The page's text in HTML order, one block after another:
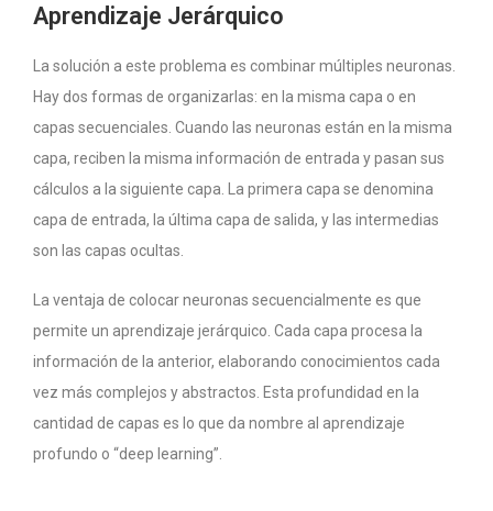
Aprendizaje Jerárquico
La solución a este problema es combinar múltiples neuronas.
Hay dos formas de organizarlas: en la misma capa o en
capas secuenciales. Cuando las neuronas están en la misma
capa, reciben la misma información de entrada y pasan sus
cálculos a la siguiente capa. La primera capa se denomina
capa de entrada, la última capa de salida, y las intermedias
son las capas ocultas.
La ventaja de colocar neuronas secuencialmente es que
permite un aprendizaje jerárquico. Cada capa procesa la
información de la anterior, elaborando conocimientos cada
vez más complejos y abstractos. Esta profundidad en la
cantidad de capas es lo que da nombre al aprendizaje
profundo o “deep learning”.